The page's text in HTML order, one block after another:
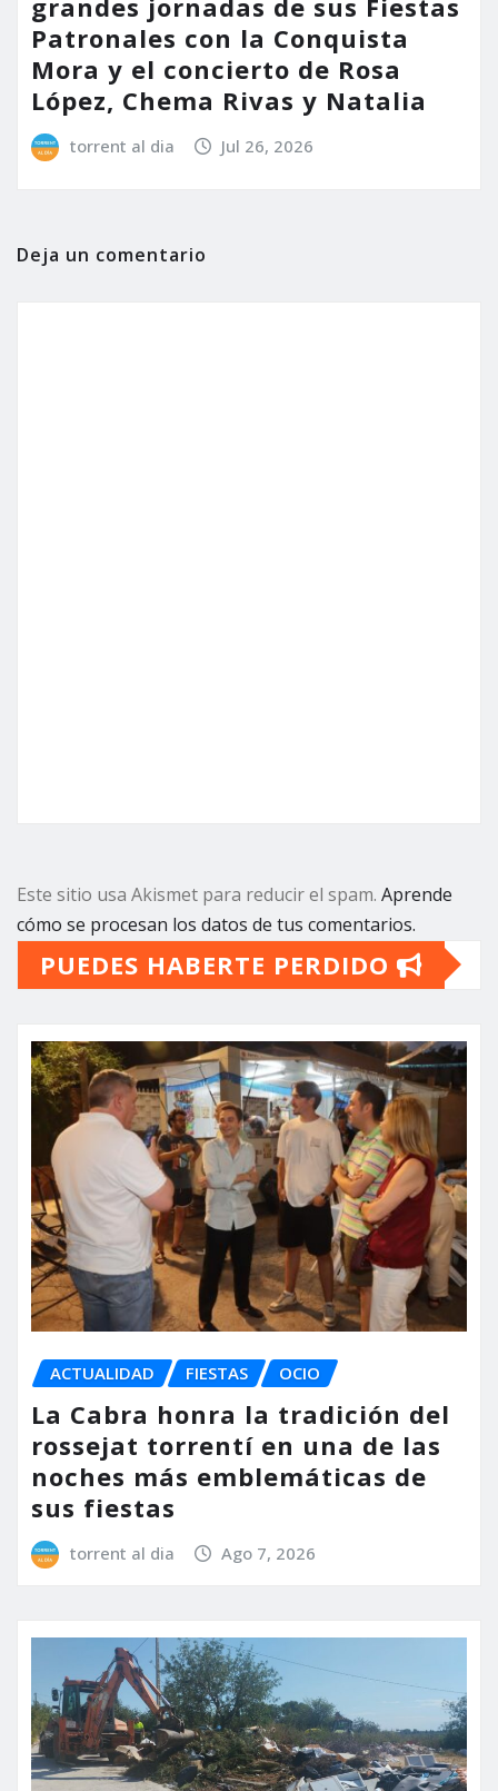
grandes jornadas de sus Fiestas
Patronales con la Conquista
Mora y el concierto de Rosa
López, Chema Rivas y Natalia
torrent al dia Jul 26, 2026
Deja un comentario
Este sitio usa Akismet para reducir el spam. Aprende
cómo se procesan los datos de tus comentarios.
PUEDES HABERTE PERDIDO
ACTUALIDAD FIESTAS OCIO
La Cabra honra la tradición del
rossejat torrentí en una de las
noches más emblemáticas de
sus fiestas
torrent al dia Ago 7, 2026